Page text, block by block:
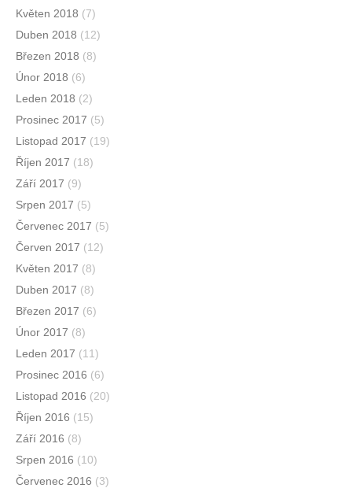
Květen 2018 (7)
Duben 2018 (12)
Březen 2018 (8)
Únor 2018 (6)
Leden 2018 (2)
Prosinec 2017 (5)
Listopad 2017 (19)
Říjen 2017 (18)
Září 2017 (9)
Srpen 2017 (5)
Červenec 2017 (5)
Červen 2017 (12)
Květen 2017 (8)
Duben 2017 (8)
Březen 2017 (6)
Únor 2017 (8)
Leden 2017 (11)
Prosinec 2016 (6)
Listopad 2016 (20)
Říjen 2016 (15)
Září 2016 (8)
Srpen 2016 (10)
Červenec 2016 (3)